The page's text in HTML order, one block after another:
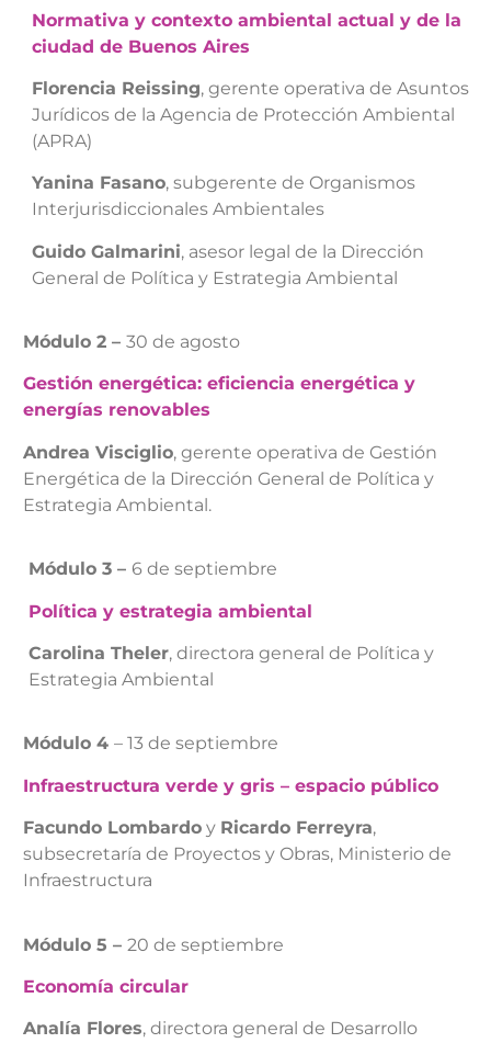
Normativa y contexto ambiental actual y de la
ciudad de Buenos Aires
Florencia Reissing, gerente operativa de Asuntos
Jurídicos de la Agencia de Protección Ambiental
(APRA)
Yanina Fasano, subgerente de Organismos
Interjurisdiccionales Ambientales
Guido Galmarini, asesor legal de la Dirección
General de Política y Estrategia Ambiental
Módulo 2 – 30 de agosto
Gestión energética: eficiencia energética y
energías renovables
Andrea Visciglio, gerente operativa de Gestión
Energética de la Dirección General de Política y
Estrategia Ambiental.
Módulo 3 – 6 de septiembre
Política y estrategia ambiental
Carolina Theler, directora general de Política y
Estrategia Ambiental
Módulo 4 – 13 de septiembre
Infraestructura verde y gris – espacio público
Facundo Lombardo y Ricardo Ferreyra,
subsecretaría de Proyectos y Obras, Ministerio de
Infraestructura
Módulo 5 – 20 de septiembre
Economía circular
Analía Flores, directora general de Desarrollo